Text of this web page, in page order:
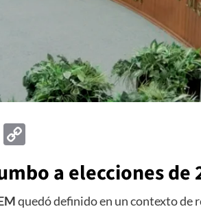
Email
a elecciones de
quedó definido en un contexto de